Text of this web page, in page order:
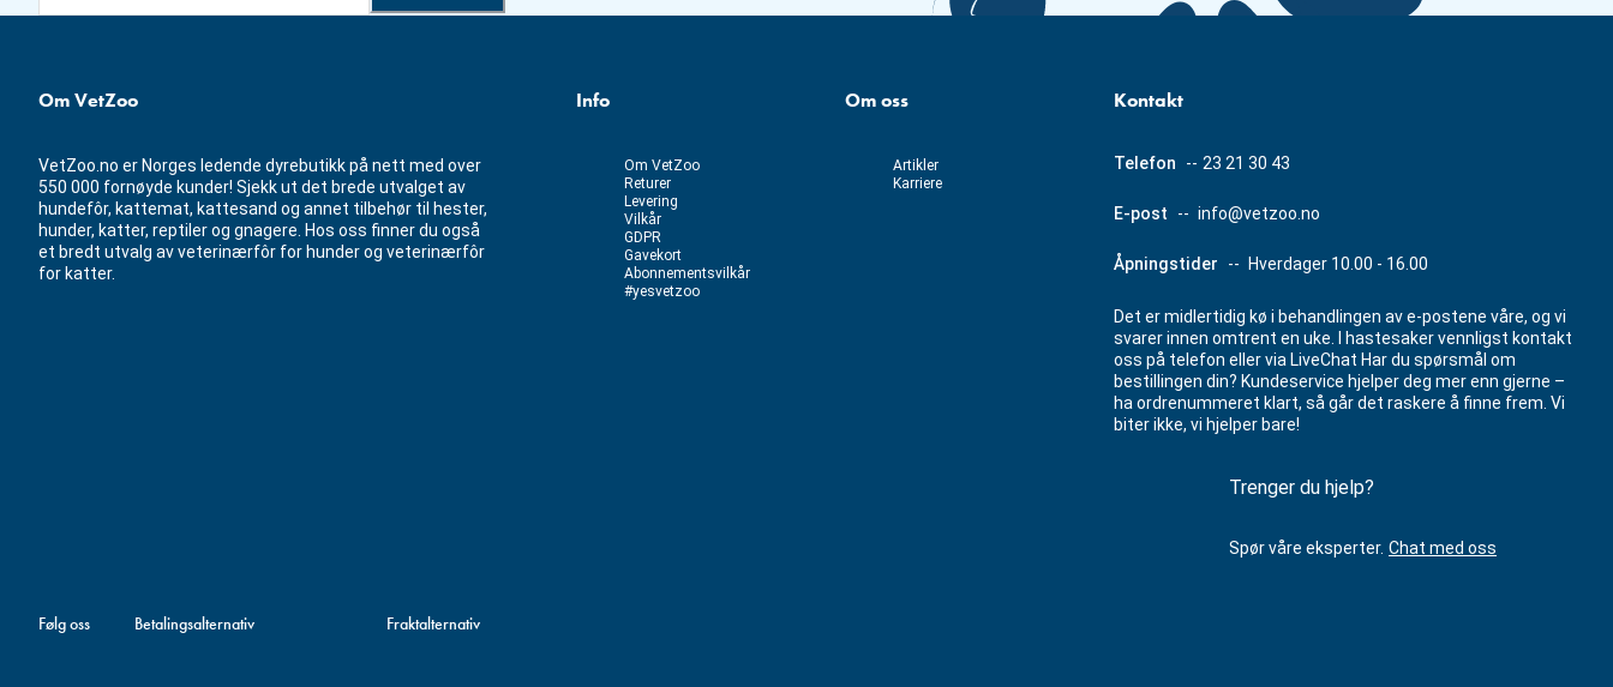
Om VetZoo
VetZoo.no er Norges ledende dyrebutikk på nett med over
550 000 fornøyde kunder! Sjekk ut det brede utvalget av
hundefôr, kattemat, kattesand og annet tilbehør til hester,
hunder, katter, reptiler og gnagere. Hos oss finner du også
et bredt utvalg av veterinærfôr for hunder og veterinærfôr
for katter.
Info
Om VetZoo
Returer
Levering
Vilkår
GDPR
Gavekort
Abonnementsvilkår
#yesvetzoo
Om oss
Artikler
Karriere
Kontakt
Telefon -- 23 21 30 43
E-post -- info@vetzoo.no
Åpningstider -- Hverdager 10.00 - 16.00
Det er midlertidig kø i behandlingen av e-postene våre, og vi
svarer innen omtrent en uke. I hastesaker vennligst kontakt
oss på telefon eller via LiveChat Har du spørsmål om
bestillingen din? Kundeservice hjelper deg mer enn gjerne –
ha ordrenummeret klart, så går det raskere å finne frem. Vi
biter ikke, vi hjelper bare!
Trenger du hjelp?
Spør våre eksperter. Chat med oss
Følg oss Betalingsalternativ Fraktalternativ